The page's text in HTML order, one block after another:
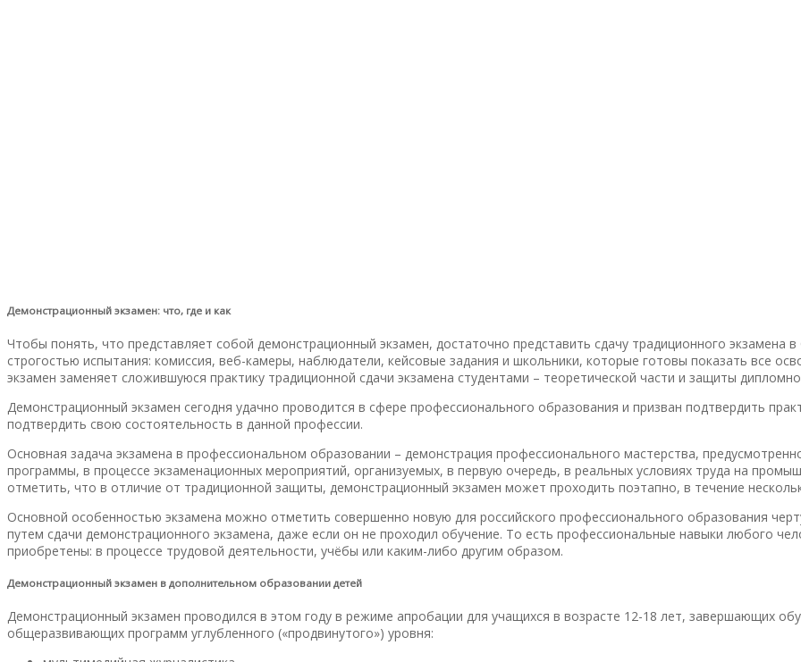
Демонстрационный экзамен: что, где и как
Чтобы понять, что представляет собой демонстрационный экзамен, достаточно представить сдачу традиционного экзамена
строгостью испытания: комиссия, веб-камеры, наблюдатели, кейсовые задания и школьники, которые готовы показать все
экзамен заменяет сложившуюся практику традиционной сдачи экзамена студентами – теоретической части и защиты
Демонстрационный экзамен сегодня удачно проводится в сфере профессионального образования и призван подтвердить
подтвердить свою состоятельность в данной профессии.
Основная задача экзамена в профессиональном образовании – демонстрация профессионального мастерства,
программы, в процессе экзаменационных мероприятий, организуемых, в первую очередь, в реальных условиях труда на
отметить, что в отличие от традиционной защиты, демонстрационный экзамен может проходить поэтапно, в течение
Основной особенностью экзамена можно отметить совершенно новую для российского профессионального образования
путем сдачи демонстрационного экзамена, даже если он не проходил обучение. То есть профессиональные навыки любого
приобретены: в процессе трудовой деятельности, учёбы или каким-либо другим образом.
Демонстрационный экзамен в дополнительном образовании детей
Демонстрационный экзамен проводился в этом году в режиме апробации для учащихся в возрасте 12-18 лет, завершающих
общеразвивающих программ углубленного («продвинутого») уровня: